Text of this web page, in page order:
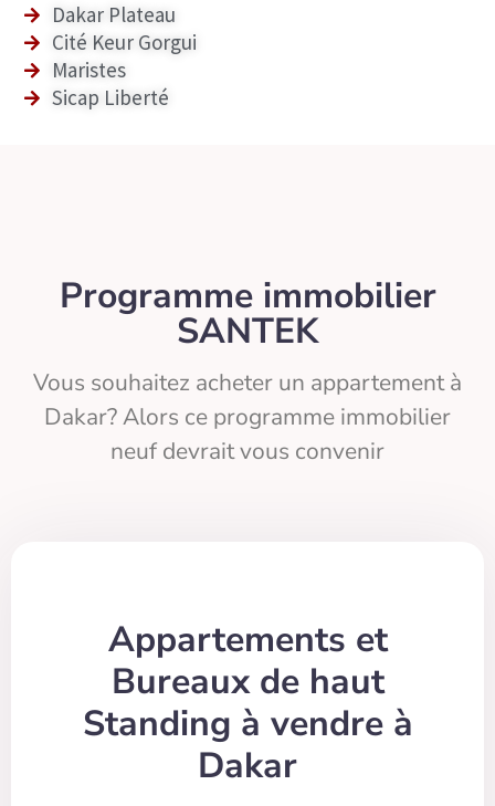
Dakar Plateau
Cité Keur Gorgui
Maristes
Sicap Liberté
Programme immobilier
SANTEK
Vous souhaitez acheter un appartement à
Dakar? Alors ce programme immobilier
neuf devrait vous convenir
Appartements et
Bureaux de haut
Standing à vendre à
Dakar